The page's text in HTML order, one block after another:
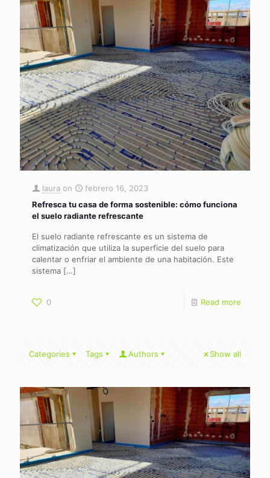
laura on
febrero 16, 2023
Refresca tu casa de forma sostenible: cómo funciona
el suelo radiante refrescante
El suelo radiante refrescante es un sistema de
climatización que utiliza la superficie del suelo para
calentar o enfriar el ambiente de una habitación. Este
sistema […]
0 Read more
Categories Tags Authors Show all